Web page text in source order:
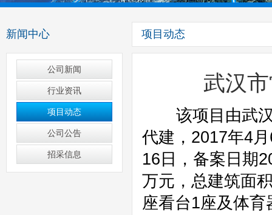
新闻中心
公司新闻
行业资讯
项目动态
公司公告
招采信息
项目动态
武汉